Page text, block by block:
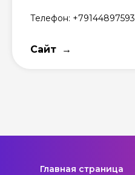
Телефон:
Сайт
Главная страница